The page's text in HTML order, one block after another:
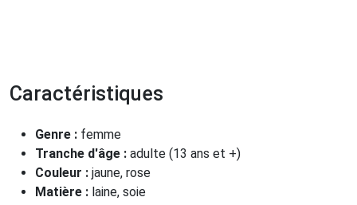
Caractéristiques
Genre : femme
Tranche d'âge : adulte (13 ans et +)
Couleur : jaune, rose
Matière : laine, soie